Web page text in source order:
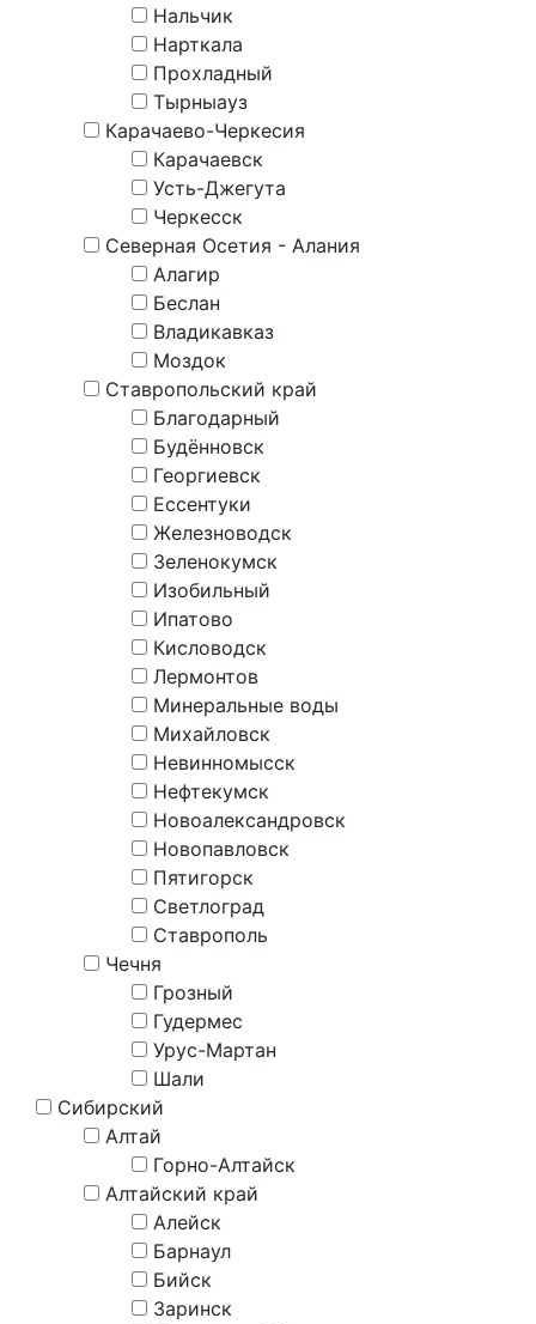
Нальчик
Нарткала
Прохладный
Тырныауз
Карачаево-Черкесия
Карачаевск
Усть-Джегута
Черкесск
Северная Осетия - Алания
Алагир
Беслан
Владикавказ
Моздок
Ставропольский край
Благодарный
Будённовск
Георгиевск
Ессентуки
Железноводск
Зеленокумск
Изобильный
Ипатово
Кисловодск
Лермонтов
Минеральные воды
Михайловск
Невинномысск
Нефтекумск
Новоалександровск
Новопавловск
Пятигорск
Светлоград
Ставрополь
Чечня
Грозный
Гудермес
Урус-Мартан
Шали
Сибирский
Алтай
Горно-Алтайск
Алтайский край
Алейск
Барнаул
Бийск
Заринск